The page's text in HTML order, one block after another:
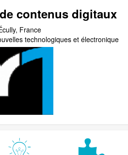
contenus digitaux
France
technologiques et électronique